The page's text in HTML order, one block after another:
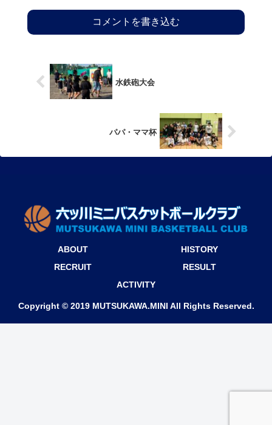
コメントを書き込む
水鉄砲大会
パパ・ママ杯
ABOUT
HISTORY
RECRUIT
RESULT
ACTIVITY
Copyright © 2019 MUTSUKAWA.MINI All Rights Reserved.